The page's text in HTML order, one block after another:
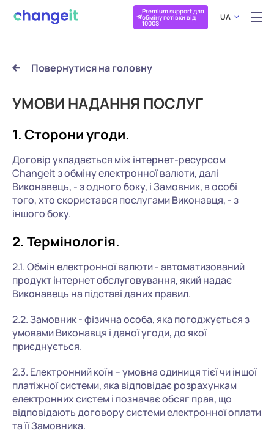
Premium support для
обміну готівки від
1000$
UA
Повернутися на головну
УМОВИ НАДАННЯ ПОСЛУГ
1. Сторони угоди.
Договір укладається між інтернет-ресурсом
Changeit з обміну електронної валюти, далі
Виконавець, - з одного боку, і Замовник, в особі
того, хто скористався послугами Виконавця, - з
іншого боку.
2. Термінологія.
2.1. Обмін електронної валюти - автоматизований
продукт інтернет обслуговування, який надає
Виконавець на підставі даних правил.
2.2. Замовник - фізична особа, яка погоджується з
умовами Виконавця і даної угоди, до якої
приєднується.
2.3. Електронний коїн – умовна одиниця тієї чи іншої
платіжної системи, яка відповідає розрахункам
електронних систем і позначає обсяг прав, що
відповідають договору системи електронної оплати
та її Замовника.